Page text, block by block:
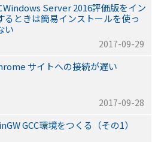
Server 2016評価版をイン
るときは簡易インストールを使っ
い
2017-09-29
サイトへの接続が遅い
2017-09-28
GCC環境をつくる（その1）